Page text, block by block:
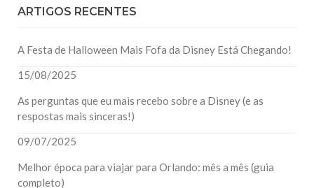
ARTIGOS RECENTES
A Festa de Halloween Mais Fofa da Disney Está Chegando!
15/08/2025
As perguntas que eu mais recebo sobre a Disney (e as
respostas mais sinceras!)
09/07/2025
Melhor época para viajar para Orlando: mês a mês (guia
completo)